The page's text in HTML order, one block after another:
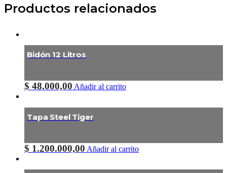
Productos relacionados
Bidón 12 Litros
$ 48.000,00 Añadir al carrito
Tapa Steel Tiger
$ 1.200.000,00 Añadir al carrito